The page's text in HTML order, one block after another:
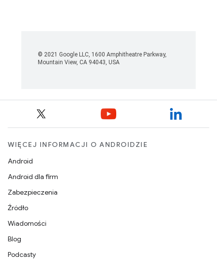
WIĘCEJ INFORMACJI O ANDROIDZIE
Android
Android dla firm
Zabezpieczenia
Źródło
Wiadomości
Blog
Podcasty